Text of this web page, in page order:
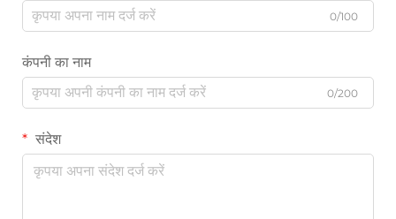
0/100
कंपनी का नाम
0/200
संदेश